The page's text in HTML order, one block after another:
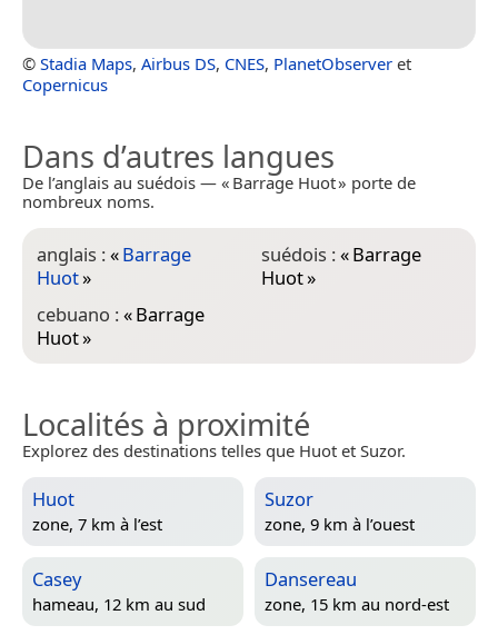
© Stadia Maps, Airbus DS, CNES, PlanetObserver et
Copernicus
Dans d’autres langues
De l’anglais au suédois — « Barrage Huot » porte de
nombreux noms.
anglais :«Barrage
Huot»
cebuano :«Barrage
Huot»
suédois :«Barrage
Huot»
Localités à proximité
Explorez des destinations telles que Huot et Suzor.
Huot
zone, 7 km à l’est
Suzor
zone, 9 km à l’ouest
Casey
hameau, 12 km au sud
Dansereau
zone, 15 km au nord-est